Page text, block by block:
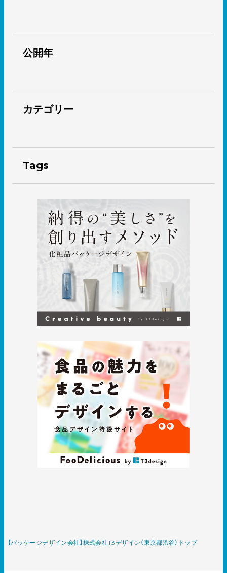
公開年
カテゴリー
Tags
【パッケージデザイン会社】株式会社T3デザイン（東京都渋谷）トップ